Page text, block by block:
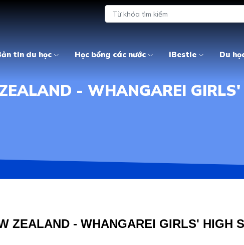
tin du học Học bổng các nước iBestie Du
- WHANGAREI
ZEALAND - WHANGAREI GIRLS' HIGH